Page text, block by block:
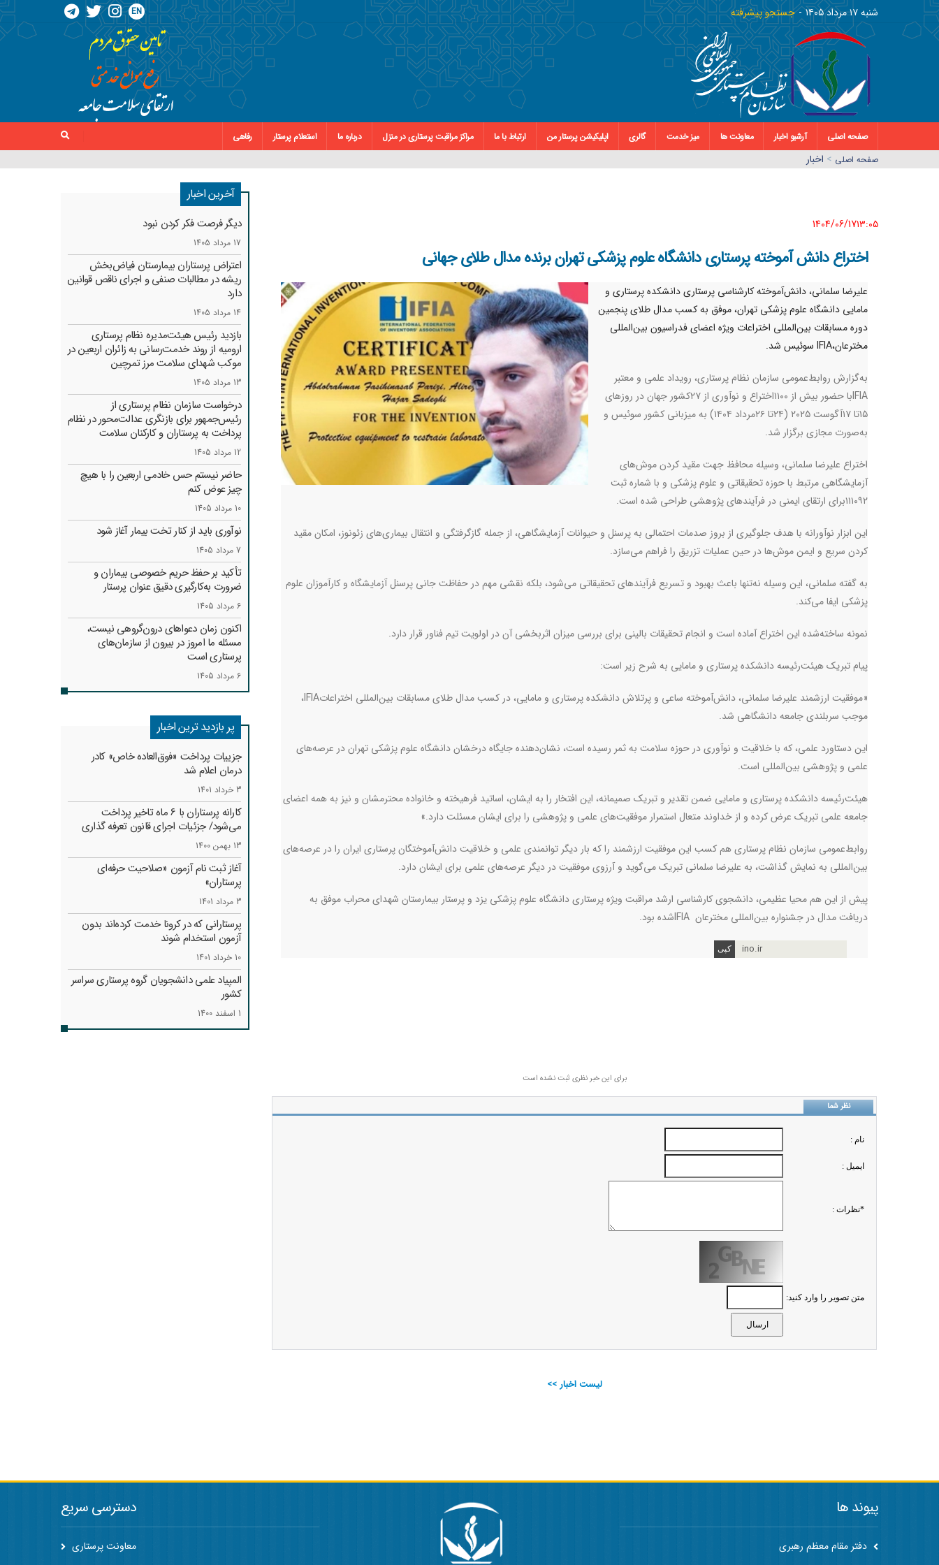
شنبه ١٧ مرداد ١٤٠٥ جستجو پیشرفته EN
صفحه اصلی آرشیو اخبار معاونت ها میز خدمت گالری اپلیکیشن پرستار من ارتباط با ما مراکز مراقبت پرستاری در منزل درباره ما استعلام پرستار
رفاهی
صفحه اصلي > اخبار
1404/06/17١٣:٠٥
اختراع دانش آموخته پرستاری دانشگاه علوم پزشکی تهران برنده مدال طلای جهانی
علیرضا سلمانی، دانش‌آموخته کارشناسی پرستاری دانشکده پرستاری و
مامایی دانشگاه علوم پزشکی تهران، موفق به کسب مدال طلای پنجمین
دوره مسابقات بین‌المللی اختراعات ویژه اعضای فدراسیون بین‌المللی
مخترعان،IFIA سوئیس شد.
به‌گزارش روابط‌عمومی سازمان نظام پرستاری، رویداد علمی و معتبر
IFIA
با حضور بیش از ۱۱۰۰اختراع و نوآوری از ۲۷کشور جهان در روز‌های
۱۵تا ۱۷آگوست ۲۰۲۵ (۲۴تا ۲۶مرداد ۱۴۰۴) به میزبانی کشور سوئیس و
به‌صورت مجازی برگزار شد.
اختراع علیرضا سلمانی، وسیله محافظ جهت مقید کردن موش‌های
آزمایشگاهی مرتبط با حوزه تحقیقاتی و علوم پزشکی و با شماره ثبت
۱۱۱۰۹۲برای ارتقای ایمنی در فرآیند‌های پژوهشی طراحی شده است
.
این ابزار نوآورانه با هدف جلوگیری از بروز صدمات احتمالی به پرسنل و حیوانات آزمایشگاهی، از جمله گازگرفتگی و انتقال بیماری‌های زئونوز، امکان مقید
کردن سریع و ایمن موش‌ها در حین عملیات تزریق را فراهم می‌سازد.
به گفته سلمانی، این وسیله نه‌تنها باعث بهبود و تسریع فرآیند‌های تحقیقاتی می‌شود، بلکه نقشی مهم در حفاظت جانی پرسنل آزمایشگاه و کارآموزان علوم
پزشکی ایفا می‌کند.
نمونه ساخته‌شده این اختراع آماده است و انجام تحقیقات بالینی برای بررسی میزان اثربخشی آن در اولویت تیم فناور قرار دارد.
پیام تبریک هیئت‌رئیسه دانشکده پرستاری و مامایی به شرح زیر است:
«موفقیت ارزشمند علیرضا سلمانی، دانش‌آموخته ساعی و پرتلاش دانشکده پرستاری و مامایی، در کسب مدال طلای مسابقات بین‌المللی اختراعاتIFIA،
موجب سربلندی جامعه دانشگاهی شد.
این دستاورد علمی، که با خلاقیت و نوآوری در حوزه سلامت به ثمر رسیده است، نشان‌دهنده جایگاه درخشان دانشگاه علوم پزشکی تهران در عرصه‌های
علمی و پژوهشی بین‌المللی است.
هیئت‌رئیسه دانشکده پرستاری و مامایی ضمن تقدیر و تبریک صمیمانه، این افتخار را به ایشان، اساتید فرهیخته و خانواده محترمشان و نیز به همه اعضای
جامعه علمی تبریک عرض کرده و از خداوند متعال استمرار موفقیت‌های علمی و پژوهشی را برای ایشان مسئلت دارد.
»
روابط‌عمومی سازمان نظام پرستاری هم کسب این موفقیت ارزشمند را که بار دیگر توانمندی علمی و خلاقیت دانش‌آموختگان پرستاری ایران را در عرصه‌های
بین‌المللی به نمایش گذاشت، به علیرضا سلمانی تبریک می‌گوید و آرزوی موفقیت در دیگر عرصه‌های علمی برای ایشان دارد.
پیش از این هم محیا عظیمی، دانشجوی کارشناسی ارشد مراقبت ویژه پرستاری دانشگاه علوم پزشکی یزد و پرستار بیمارستان شهدای محراب موفق به
دریافت مدال در جشنواره بین‌المللی مخترعان IFIAشده بود.
ino.ir
برای این خبر نظری ثبت نشده است
نظر شما
نام :
ايميل :
*نظرات :
متن تصویر را وارد کنید:
لیست اخبار >>
آخرین اخبار
دیگر فرصت فکر کردن نبود
17 مرداد 1405
اعتراض پرستاران بیمارستان فیاض‌بخش
ریشه در مطالبات صنفی و اجرای ناقص قوانین
دارد
14 مرداد 1405
بازدید رئیس هیئت‌مدیره نظام پرستاری
ارومیه از روند خدمت‌رسانی به زائران اربعین در
موکب شهدای سلامت مرز تمرچین
13 مرداد 1405
درخواست سازمان نظام پرستاری از
رئیس‌جمهور برای بازنگری عدالت‌محور در نظام
پرداخت به پرستاران و کارکنان سلامت
12 مرداد 1405
حاضر نیستم حس خادمی اربعین را با هیچ
چیز عوض کنم
10 مرداد 1405
نوآوری باید از کنار تخت بیمار آغاز شود
7 مرداد 1405
تأکید بر حفظ حریم خصوصی بیماران و
ضرورت به‌کارگیری دقیق عنوان پرستار
6 مرداد 1405
اکنون زمان دعواهای درون‌گروهی نیست،
مسئله ما امروز در بیرون از سازمان‌های
پرستاری است
6 مرداد 1405
پر بازدید ترین اخبار
جزییات پرداخت «فوق‌العاده خاص» کادر
درمان اعلام شد
3 خرداد 1401
کارانه‌ پرستاران با 6 ماه تاخیر پرداخت
می‌شود/ جزئیات اجرای قانون تعرفه گذاری
13 بهمن 1400
آغاز ثبت نام آزمون «صلاحیت حرفه‌ای
پرستاران»
3 مرداد 1401
پرستارانی که در کرونا خدمت کرد‌ه‌اند بدون
آزمون استخدام شوند
10 خرداد 1401
المپیاد علمی دانشجویان گروه پرستاری سراسر
کشور
1 اسفند 1400
پیوند ها
دفتر مقام معظم رهبری
دسترسی سریع
معاونت پرستاری